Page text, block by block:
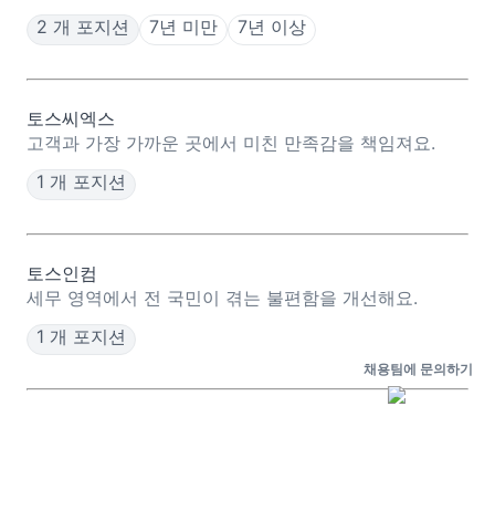
2 개 포지션
7년 미만 7년 이상
토스씨엑스
고객과 가장 가까운 곳에서 미친 만족감을 책임져요.
1 개 포지션
토스인컴
세무 영역에서 전 국민이 겪는 불편함을 개선해요.
1 개 포지션
채용팀에 문의하기